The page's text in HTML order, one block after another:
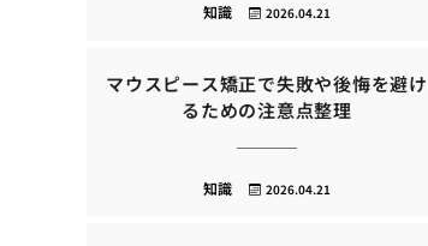
2026.04.21
知識
マウスピース矯正で失敗や後悔を避け
るための注意点整理
2026.04.21
知識